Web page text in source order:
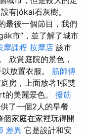
有jókai石灰樹。
最後一個節目，我們
市”，並了解了城市
摩課程 按摩店 該市
欣賞庭院的景色，
放置衣服。 筋師傅
房，上面放著1張雙
的美麗景色。 撥筋
了一個2人的早餐
個家庭在家裡玩得開
差異 它是設計和安